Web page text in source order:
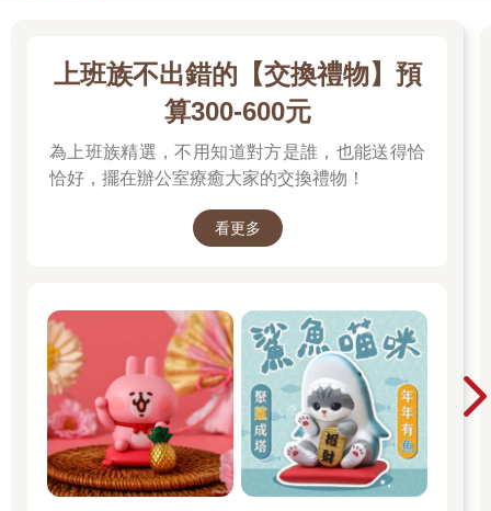
上班族不出錯的【交換禮物】預
算300-600元
為上班族精選，不用知道對方是誰，也能送得恰
恰好，擺在辦公室療癒大家的交換禮物！
看更多